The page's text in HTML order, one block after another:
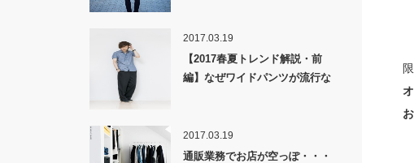
2017.03.19
【2017春夏トレンド解説・前
編】なぜワイドパンツが流行な
2017.03.19
通販業務でお店が空っぽ・・・